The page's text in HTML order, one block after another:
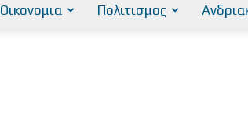
Οικονομια Πολιτισμος